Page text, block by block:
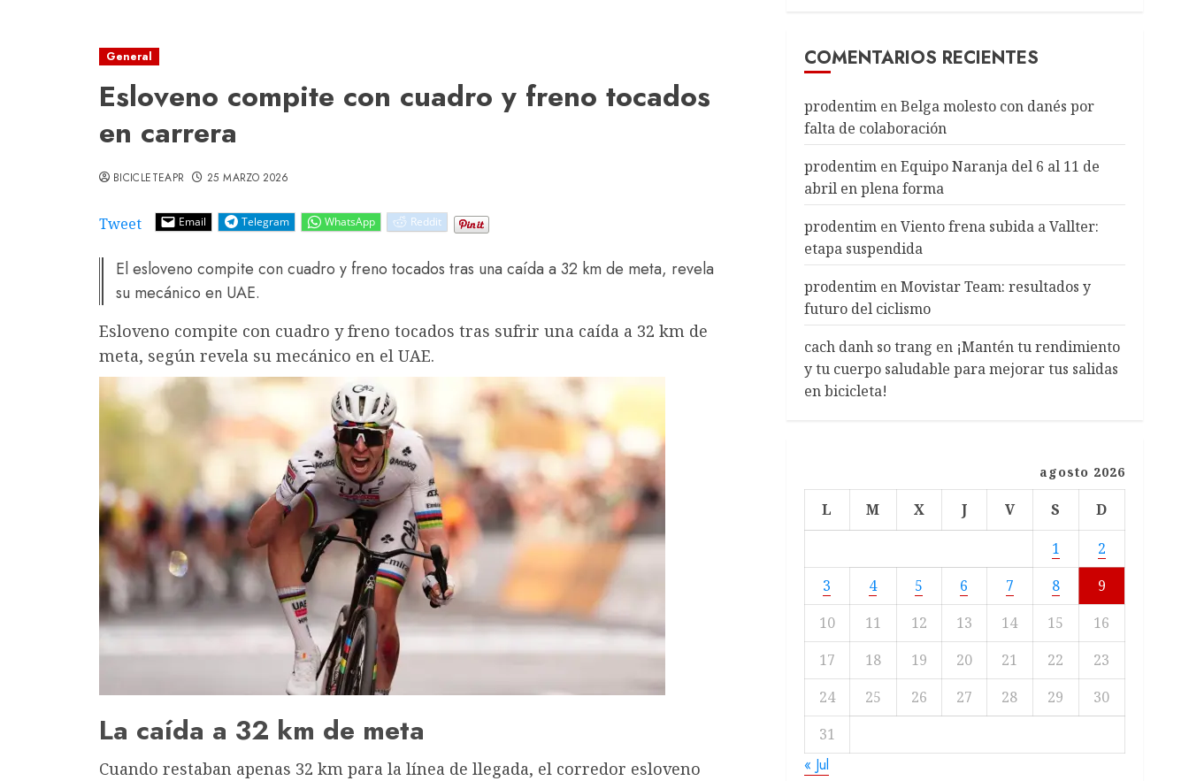
General
Esloveno compite con cuadro y freno tocados
en carrera
Tweet Email Telegram WhatsApp Reddit
BICICLETEAPR 25 MARZO 2026
El esloveno compite con cuadro y freno tocados tras una caída a 32 km de meta, revela
su mecánico en UAE.
Esloveno compite con cuadro y freno tocados tras sufrir una caída a 32 km de
meta, según revela su mecánico en el UAE.
La caída a 32 km de meta
Cuando restaban apenas 32 km para la línea de llegada, el corredor esloveno
COMENTARIOS RECIENTES
prodentimenBelga molesto con danés por
falta de colaboración
prodentimenEquipo Naranja del 6 al 11 de
abril en plena forma
prodentimenViento frena subida a Vallter:
etapa suspendida
prodentimenMovistar Team: resultados y
futuro del ciclismo
cach danh so trang en ¡Mantén tu rendimiento
y tu cuerpo saludable para mejorar tus salidas
en bicicleta!
agosto 2026
L M X J V S
D
1
2
3
4 5 6 7 8
9
10
11 12 13 14 15
16
17
18 19 20 21 22
23
24
25 26 27 28 29
30
31
« Jul